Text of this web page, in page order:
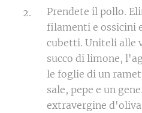
Prendete il pollo.
filamenti e ossicini
cubetti. Uniteli alle
succo di limone,
le foglie di un
sale, pepe e un
extravergine